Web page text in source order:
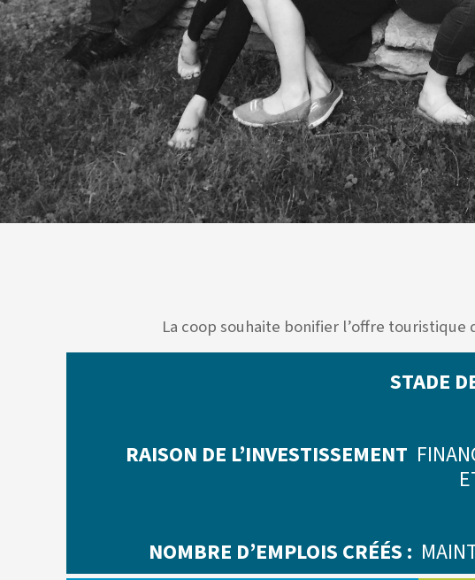
La coop souhaite bonifier l’offre
STADE
RAISON DE L’INVESTISSEMENT
NOMBRE D’EMPLOIS CRÉÉS :